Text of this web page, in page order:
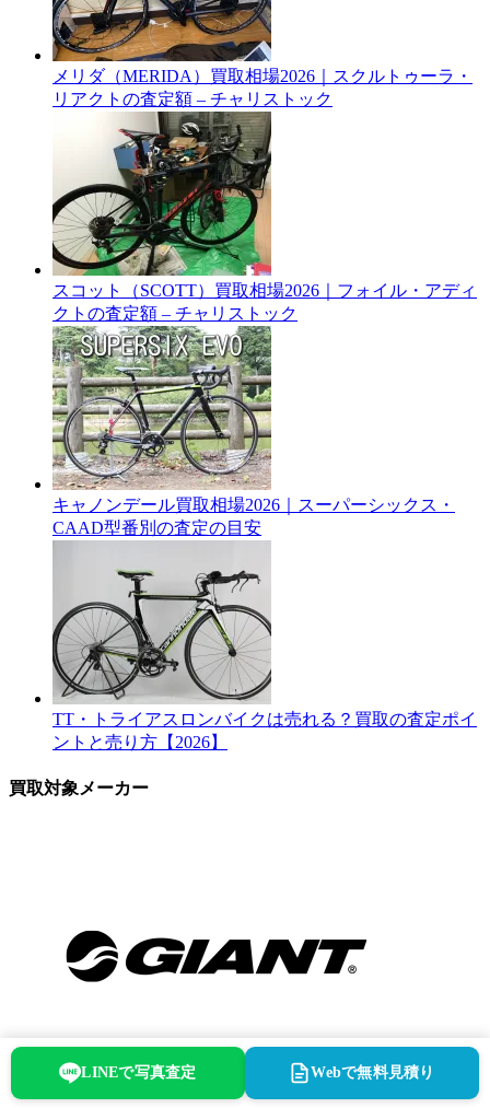
メリダ（MERIDA）買取相場2026｜スクルトゥーラ・
リアクトの査定額 – チャリストック
スコット（SCOTT）買取相場2026｜フォイル・アディ
クトの査定額 – チャリストック
キャノンデール買取相場2026｜スーパーシックス・
CAAD型番別の査定の目安
TT・トライアスロンバイクは売れる？買取の査定ポイ
ントと売り方【2026】
買取対象メーカー
LINEで写真査定 Webで無料見積り